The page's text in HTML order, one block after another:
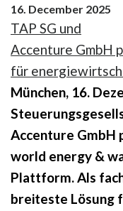
16. December 2025
TAP SG und
Accenture GmbH
für
München, 16.
Accenture GmbH
world energy &
Plattform. Als
breiteste Lösung